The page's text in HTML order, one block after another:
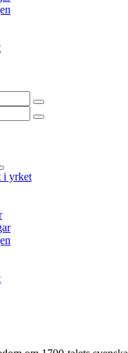
Search
Search
i yrket